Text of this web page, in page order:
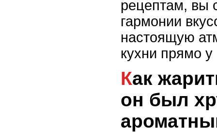
рецептам, вы
гармонии
настоящую
кухни прямо
Как жарить тофу, чтобы
он был